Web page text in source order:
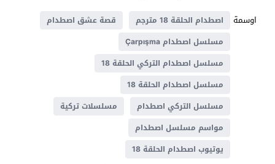
اوسمة
اصطدام الحلقة 18 مترجم
قصة عشق اصطدام
مسلسل اصطدام Çarpışma
مسلسل اصطدام التركي الحلقة 18
مسلسل اصطدام الحلقة 18
مسلسل التركي اصطدام
مسلسلات تركية
مواسم مسلسل اصطدام
يوتيوب اصطدام الحلقة 18